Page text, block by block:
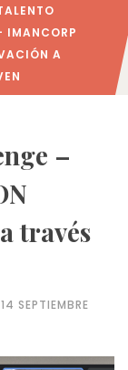
IMANCORP
A
–
través
14 SEPTIEMBRE